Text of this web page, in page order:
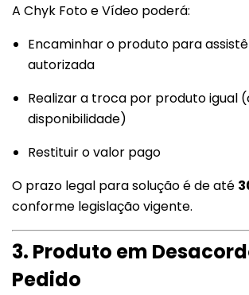
A Chyk Foto e Vídeo poderá:
Encaminhar o produto para
autorizada
Realizar a troca por produto igual
disponibilidade)
Restituir o valor pago
O prazo legal para solução é de até
conforme legislação vigente.
3. Produto em
Pedido